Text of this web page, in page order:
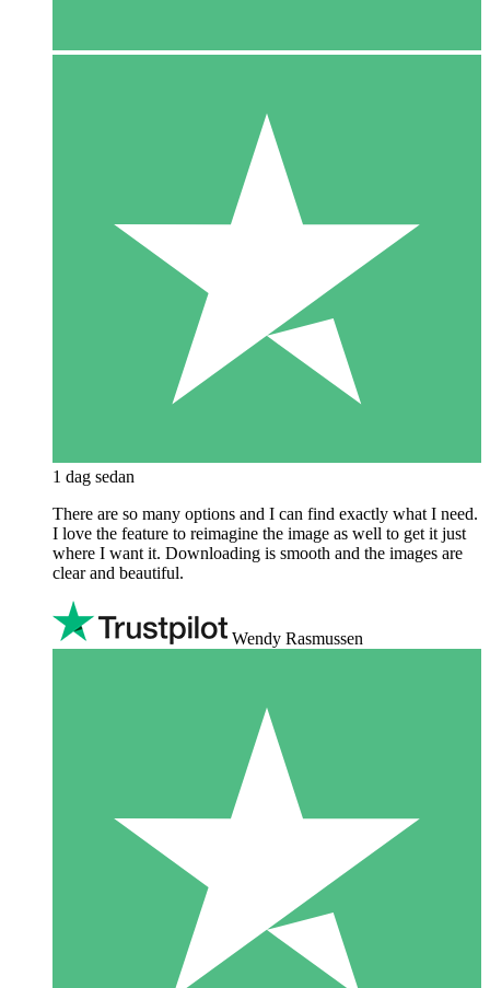
1 dag sedan
There are so many options and I can find exactly what I need.
I love the feature to reimagine the image as well to get it just
where I want it. Downloading is smooth and the images are
clear and beautiful.
Wendy Rasmussen